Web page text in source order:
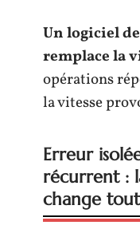
Un logiciel
remplace la
opérations
la vitesse
Erreur
récurrent :
change tout